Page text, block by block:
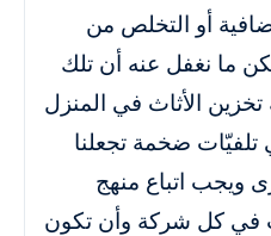
أو التخلص من
ما نغفل عنه أن تلك
الأثاث في المنزل
تلفيّات ضخمة تجعلنا
ويجب اتباع منهج
في كل شركة وأن تكون